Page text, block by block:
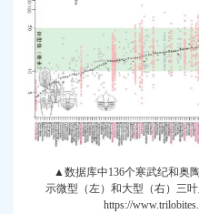
▲数据库中136个寒武纪和奥
示微型（左）和大型（右）三
https://